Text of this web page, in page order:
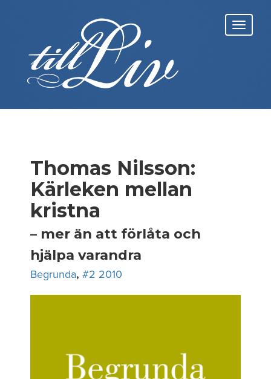
Thomas Nilsson:
Kärleken mellan
kristna
– mer än att förlåta och
hjälpa varandra
Begrunda, #2 2010